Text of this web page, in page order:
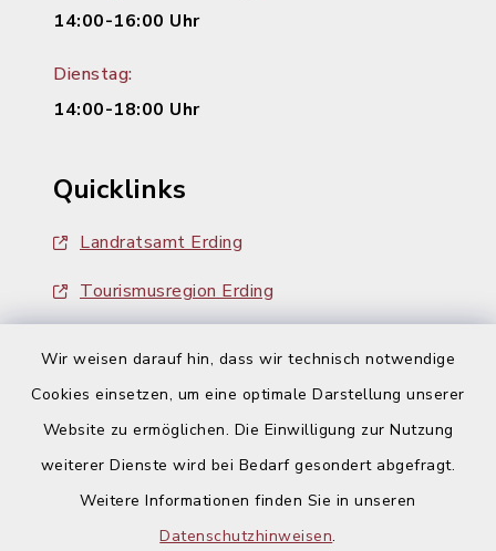
Wir weisen darauf hin, dass wir technisch notwendige
Cookies einsetzen, um eine optimale Darstellung unserer
Website zu ermöglichen. Die Einwilligung zur Nutzung
weiterer Dienste wird bei Bedarf gesondert abgefragt.
Weitere Informationen finden Sie in unseren
Datenschutzhinweisen.
14:00-16:00 Uhr
Dienstag:
14:00-18:00 Uhr
Quicklinks
Landratsamt Erding
Tourismusregion Erding
Kontakt